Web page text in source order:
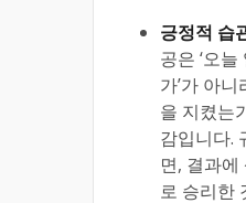
긍정적 습
공은 ‘오
가’가 아니
을 지켰는
감입니다.
면, 결과에
로 승리한